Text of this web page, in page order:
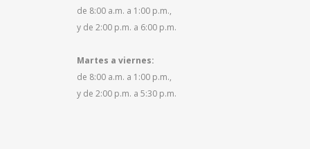
de 8:00 a.m. a 1:00 p.m.,
y de 2:00 p.m. a 6:00 p.m.
Martes a viernes:
de 8:00 a.m. a 1:00 p.m.,
y de 2:00 p.m. a 5:30 p.m.